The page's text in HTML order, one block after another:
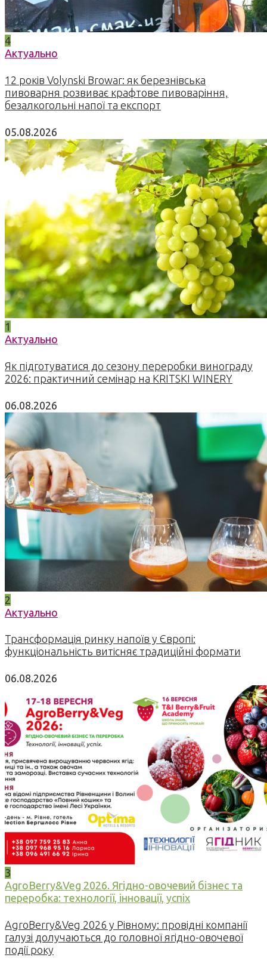
4
Актуально
12 років Volynski Browar: як березнівська
пивоварня розвиває крафтове пивоваріння,
безалкогольні напої та експорт
05.08.2026
1
Актуально
Як підготуватися до сезону переробки винограду
2026: практичний семінар на KRITSKI WINERY
06.08.2026
2
Актуально
Трансформація ринку напоїв у Європі:
функціональність витісняє традиційні формати
06.08.2026
3
AgroBerry&Veg 2026. Ягідно-овочевий бізнес та
переробка: технології, інновації, успіх
AgroBerry&Veg 2026 у Рівному: провідні компанії
галузі долучаються до головної ягідно-овочевої
події року